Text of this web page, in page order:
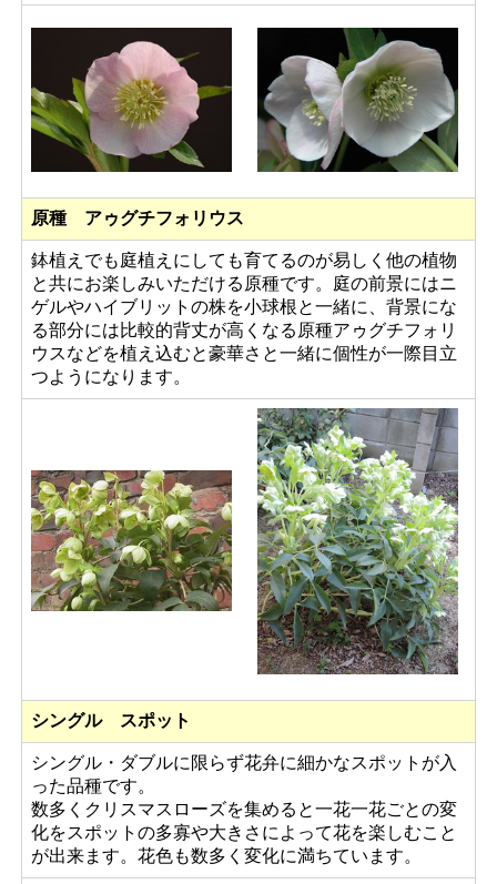
原種 アゥグチフォリウス
鉢植えでも庭植えにしても育てるのが易しく他の植物
と共にお楽しみいただける原種です。庭の前景にはニ
ゲルやハイブリットの株を小球根と一緒に、背景にな
る部分には比較的背丈が高くなる原種アゥグチフォリ
ウスなどを植え込むと豪華さと一緒に個性が一際目立
つようになります。
シングル スポット
シングル・ダブルに限らず花弁に細かなスポットが入
った品種です。
数多くクリスマスローズを集めると一花一花ごとの変
化をスポットの多寡や大きさによって花を楽しむこと
が出来ます。花色も数多く変化に満ちています。